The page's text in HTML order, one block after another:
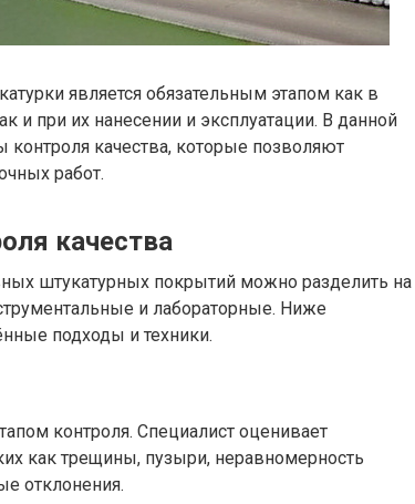
является обязательным этапом как в
и при их нанесении и эксплуатации. В данной
качества, которые позволяют
работ.
качества
штукатурных покрытий можно разделить на
и лабораторные. Ниже
подходы и техники.
контроля. Специалист оценивает
как трещины, пузыри, неравномерность
отклонения.